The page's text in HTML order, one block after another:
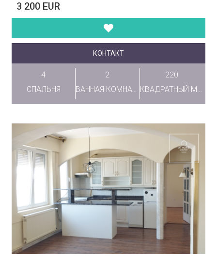
3 200 EUR
КОНТАКТ
4
СПАЛЬНЯ
2
ВАННАЯ КОМНАТА
220
КВАДРАТНЫЙ МЕТР